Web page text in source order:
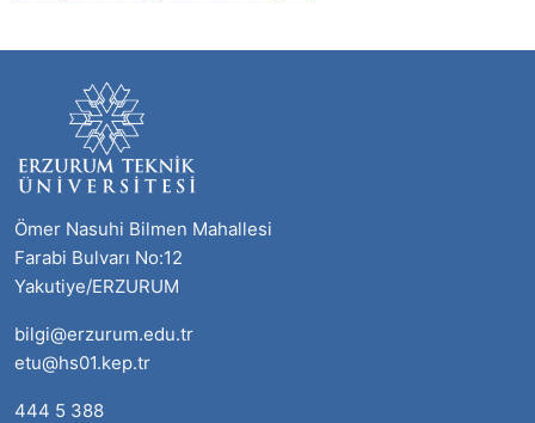
Ömer Nasuhi Bilmen Mahallesi
Farabi Bulvarı No:12
Yakutiye/ERZURUM
bilgi@erzurum.edu.tr
etu@hs01.kep.tr
444 5 388